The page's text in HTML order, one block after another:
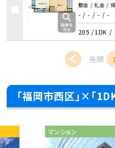
敷金 / 礼金 /
- / - / - / -
205 /1DK /
先頭
「福岡市西区」×「
アパート